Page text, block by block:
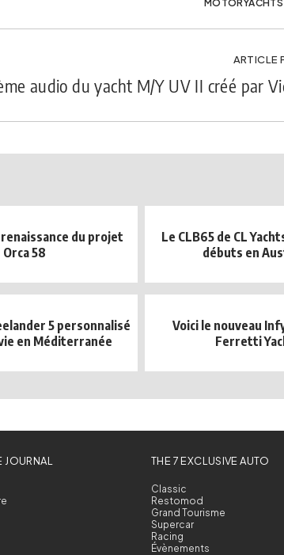
MOTORYACHTS
ARTICLE
audio du yacht M/Y UV II créé par
renaissance du projet
Orca 58
Le CLB65 de CL
débuts en
5 personnalisé
en Méditerranée
Voici le nouveau
Ferretti
JOURNAL THE 7 EXCLUSIVE AUTO
Classic
Restomod
Grand Tourisme
Supercar
Racing
Évènements